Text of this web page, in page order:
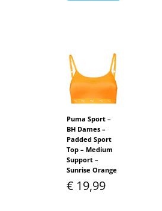
Puma Sport –
BH Dames –
Padded Sport
Top – Medium
Support –
Sunrise Orange
€ 19,99